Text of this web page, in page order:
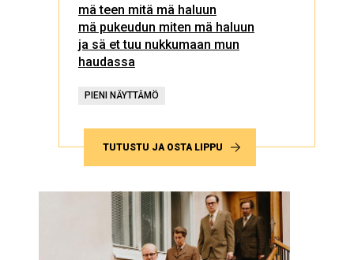
mä teen mitä mä haluun
mä pukeudun miten mä haluun
ja sä et tuu nukkumaan mun
haudassa
PIENI NÄYTTÄMÖ
TUTUSTU JA OSTA LIPPU